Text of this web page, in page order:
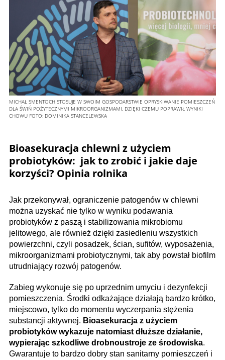
MICHAŁ SMENTOCH STOSUJE W SWOIM GOSPODARSTWIE OPRYSKIWANIE POMIESZCZEŃ
DLA ŚWIŃ POŻYTECZNYMI MIKROORGANIZMAMI, DZIĘKI CZEMU POPRAWIŁ WYNIKI
CHOWU FOTO: DOMINIKA STANCELEWSKA
Bioasekuracja chlewni z użyciem
probiotyków: jak to zrobić i jakie daje
korzyści? Opinia rolnika
Jak przekonywał, ograniczenie patogenów w chlewni
można uzyskać nie tylko w wyniku podawania
probiotyków z paszą i stabilizowania mikrobiomu
jelitowego, ale również dzięki zasiedleniu wszystkich
powierzchni, czyli posadzek, ścian, sufitów, wyposażenia,
mikroorganizmami probiotycznymi, tak aby powstał biofilm
utrudniający rozwój patogenów.
Zabieg wykonuje się po uprzednim umyciu i dezynfekcji
pomieszczenia. Środki odkażające działają bardzo krótko,
miejscowo, tylko do momentu wyczerpania stężenia
substancji aktywnej. Bioasekuracja z użyciem
probiotyków wykazuje natomiast dłuższe działanie,
wypierając szkodliwe drobnoustroje ze środowiska.
Gwarantuje to bardzo dobry stan sanitarny pomieszczeń i